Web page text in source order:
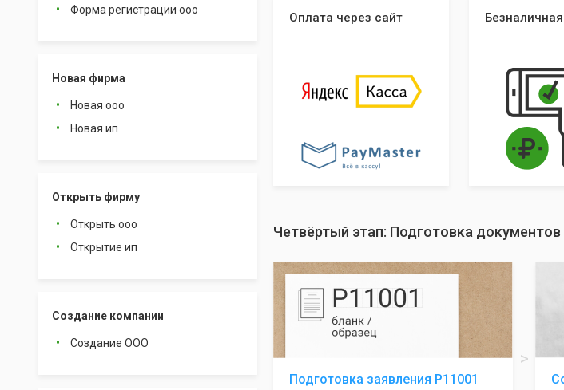
Форма регистрации ооо
Новая фирма
Новая ооо
Новая ип
Открыть фирму
Открыть ооо
Открытие ип
Создание компании
Создание ООО
Оплата через сайт
Четвёртый этап: Подготовка
Подготовка заявления Р11001